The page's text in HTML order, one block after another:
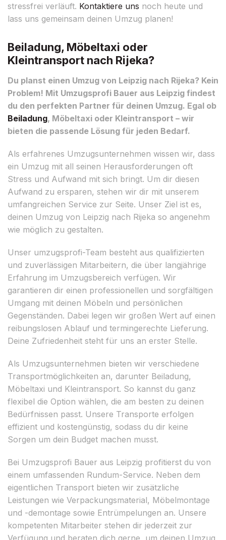
stressfrei verläuft. Kontaktiere uns noch heute und
lass uns gemeinsam deinen Umzug planen!
Beiladung, Möbeltaxi oder
Kleintransport nach Rijeka?
Du planst einen Umzug von Leipzig nach Rijeka? Kein
Problem! Mit Umzugsprofi Bauer aus Leipzig findest
du den perfekten Partner für deinen Umzug. Egal ob
Beiladung, Möbeltaxi oder Kleintransport – wir
bieten die passende Lösung für jeden Bedarf.
Als erfahrenes Umzugsunternehmen wissen wir, dass
ein Umzug mit all seinen Herausforderungen oft
Stress und Aufwand mit sich bringt. Um dir diesen
Aufwand zu ersparen, stehen wir dir mit unserem
umfangreichen Service zur Seite. Unser Ziel ist es,
deinen Umzug von Leipzig nach Rijeka so angenehm
wie möglich zu gestalten.
Unser umzugsprofi-Team besteht aus qualifizierten
und zuverlässigen Mitarbeitern, die über langjährige
Erfahrung im Umzugsbereich verfügen. Wir
garantieren dir einen professionellen und sorgfältigen
Umgang mit deinen Möbeln und persönlichen
Gegenständen. Dabei legen wir großen Wert auf einen
reibungslosen Ablauf und termingerechte Lieferung.
Deine Zufriedenheit steht für uns an erster Stelle.
Als Umzugsunternehmen bieten wir verschiedene
Transportmöglichkeiten an, darunter Beiladung,
Möbeltaxi und Kleintransport. So kannst du ganz
flexibel die Option wählen, die am besten zu deinen
Bedürfnissen passt. Unsere Transporte erfolgen
effizient und kostengünstig, sodass du dir keine
Sorgen um dein Budget machen musst.
Bei Umzugsprofi Bauer aus Leipzig profitierst du von
einem umfassenden Rundum-Service. Neben dem
eigentlichen Transport bieten wir zusätzliche
Leistungen wie Verpackungsmaterial, Möbelmontage
und -demontage sowie Entrümpelungen an. Unsere
kompetenten Mitarbeiter stehen dir jederzeit zur
Verfügung und beraten dich gerne, um deinen Umzug